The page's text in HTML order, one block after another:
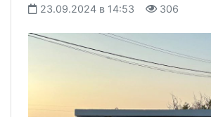
23.09.2024 в 14:53 306